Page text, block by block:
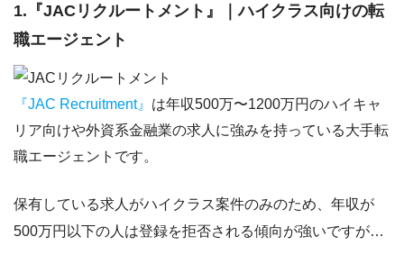
1.『JACリクルートメント』｜ハイクラス向けの転
職エージェント
『JAC Recruitment』 は年収500万〜1200万円のハイキャ
リア向けや外資系金融業の求人に強みを持っている大手転
職エージェントです。
保有している求人がハイクラス案件のみのため、年収が
500万円以下の人は登録を拒否される傾向が強いですが…